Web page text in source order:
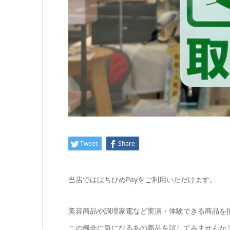
Tweet Share
当店でははちひめPayをご利用いただけます。
美容商品や調理家電など実演・体験できる商品を
この機会に気になるあの商品を試してみませんか